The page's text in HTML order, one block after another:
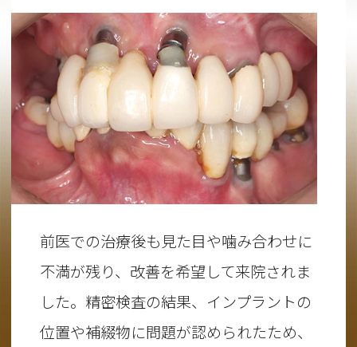
前医での治療後も見た目や噛み合わせに
不満が残り、改善を希望して来院されま
した。精密検査の結果、インプラントの
位置や補綴物に問題が認められたため、